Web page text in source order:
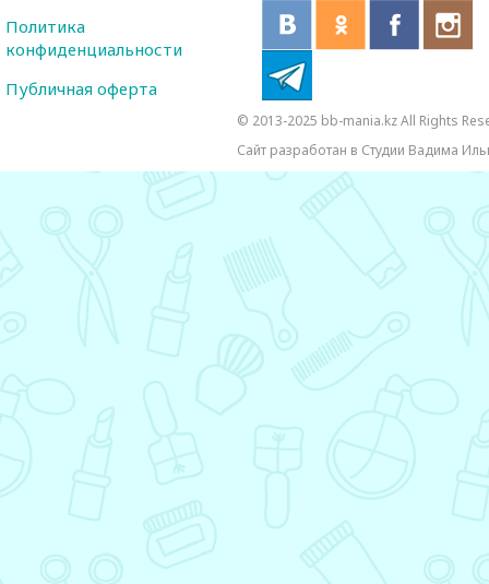
Политика
конфиденциальности
Публичная оферта
© 2013-2025 bb-mania.kz All Rights
Сайт разработан в Студии Вадима